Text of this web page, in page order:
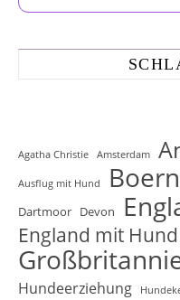
Agatha Christie Amsterdam
Ausflug mit Hund
Dartmoor Devon
England mit Hund
Hundeerziehung